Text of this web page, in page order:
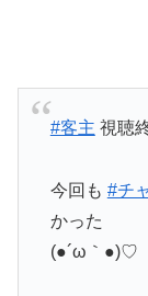
#客主 視聴
今回も #チ
かった
(●´ω｀●)♡